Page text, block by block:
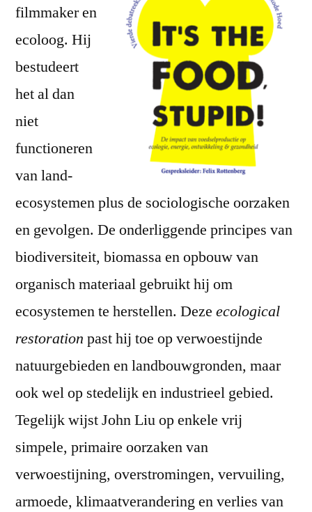
filmmaker en
ecoloog. Hij
bestudeert
het al dan
niet
functioneren
van land-
ecosystemen plus de sociologische oorzaken
en gevolgen. De onderliggende principes van
biodiversiteit, biomassa en opbouw van
organisch materiaal gebruikt hij om
ecosystemen te herstellen. Deze ecological
restoration past hij toe op verwoestijnde
natuurgebieden en landbouwgronden, maar
ook wel op stedelijk en industrieel gebied.
Tegelijk wijst John Liu op enkele vrij
simpele, primaire oorzaken van
verwoestijning, overstromingen, vervuiling,
armoede, klimaatverandering en verlies van